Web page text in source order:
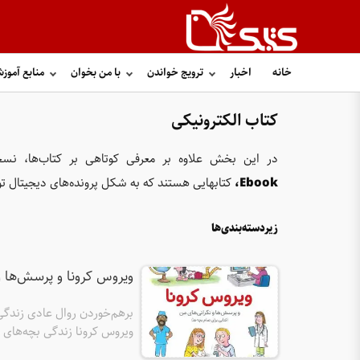
خانه اخبار ترویج خواندن با من بخوان منابع
کتاب الکترونیکی
در این بخش علاوه بر معرفی کوتاهی بر کتاب‌ها،
Ebook، کتابهایی هستند که به شکل پرونده‌های دیجیتال
زیردسته‌بندی‌ها
ویروس کرونا و پرسش‌ها
برهم‌خوردن روال عادی
ویروس کرونا زندگی
دغدغه‌های ذهنی